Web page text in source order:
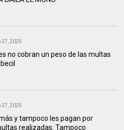
27, 2025
no cobran un peso de las multas
27, 2025
y tampoco les pagan por
realizadas. Tampoco